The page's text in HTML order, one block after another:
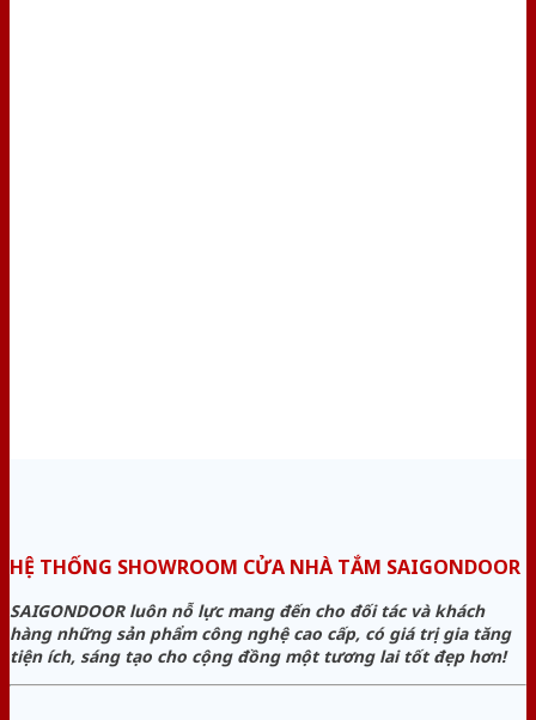
HỆ THỐNG SHOWROOM CỬA NHÀ TẮM SAIGONDOOR
SAIGONDOOR luôn nỗ lực mang đến cho đối tác và khách
hàng những sản phẩm công nghệ cao cấp, có giá trị gia tăng
tiện ích, sáng tạo cho cộng đồng một tương lai tốt đẹp hơn!